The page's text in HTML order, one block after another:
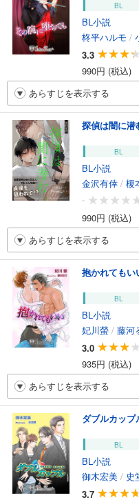
BL
BL小説
柊平ハルモ /
3.3
990円 (税込)
あらすじを表示する
探偵は闇に潜
BL
BL小説
金沢有倖 / 榎
-
990円 (税込)
あらすじを表示する
抱かれてもい
BL
BL小説
妃川螢 / 藤河
3.0
935円 (税込)
あらすじを表示する
ダブルカップ
BL
BL小説
御木宏美 / 史
3.7